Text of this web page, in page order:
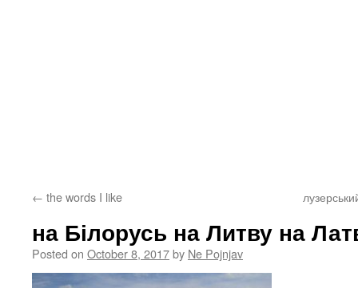
← the words I like
на Білорусь на Литву на
Posted on October 8, 2017by Ne Pojnjav